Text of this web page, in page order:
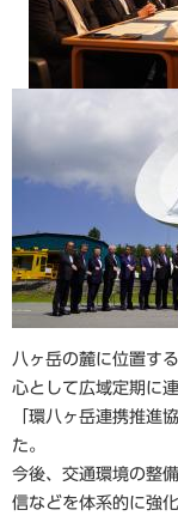
八ヶ岳の麓に位置す
心として広域定期に
「環八ヶ岳連携推進
た。
今後、交通環境の整
信などを体系的に強